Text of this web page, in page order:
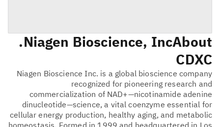
About
Niagen Bioscience, Inc.
CDXC
Niagen Bioscience Inc. is a global bioscience company
recognized for pioneering research and
commercialization of NAD+—nicotinamide adenine
dinucleotide—science, a vital coenzyme essential for
cellular energy production, healthy aging, and metabolic